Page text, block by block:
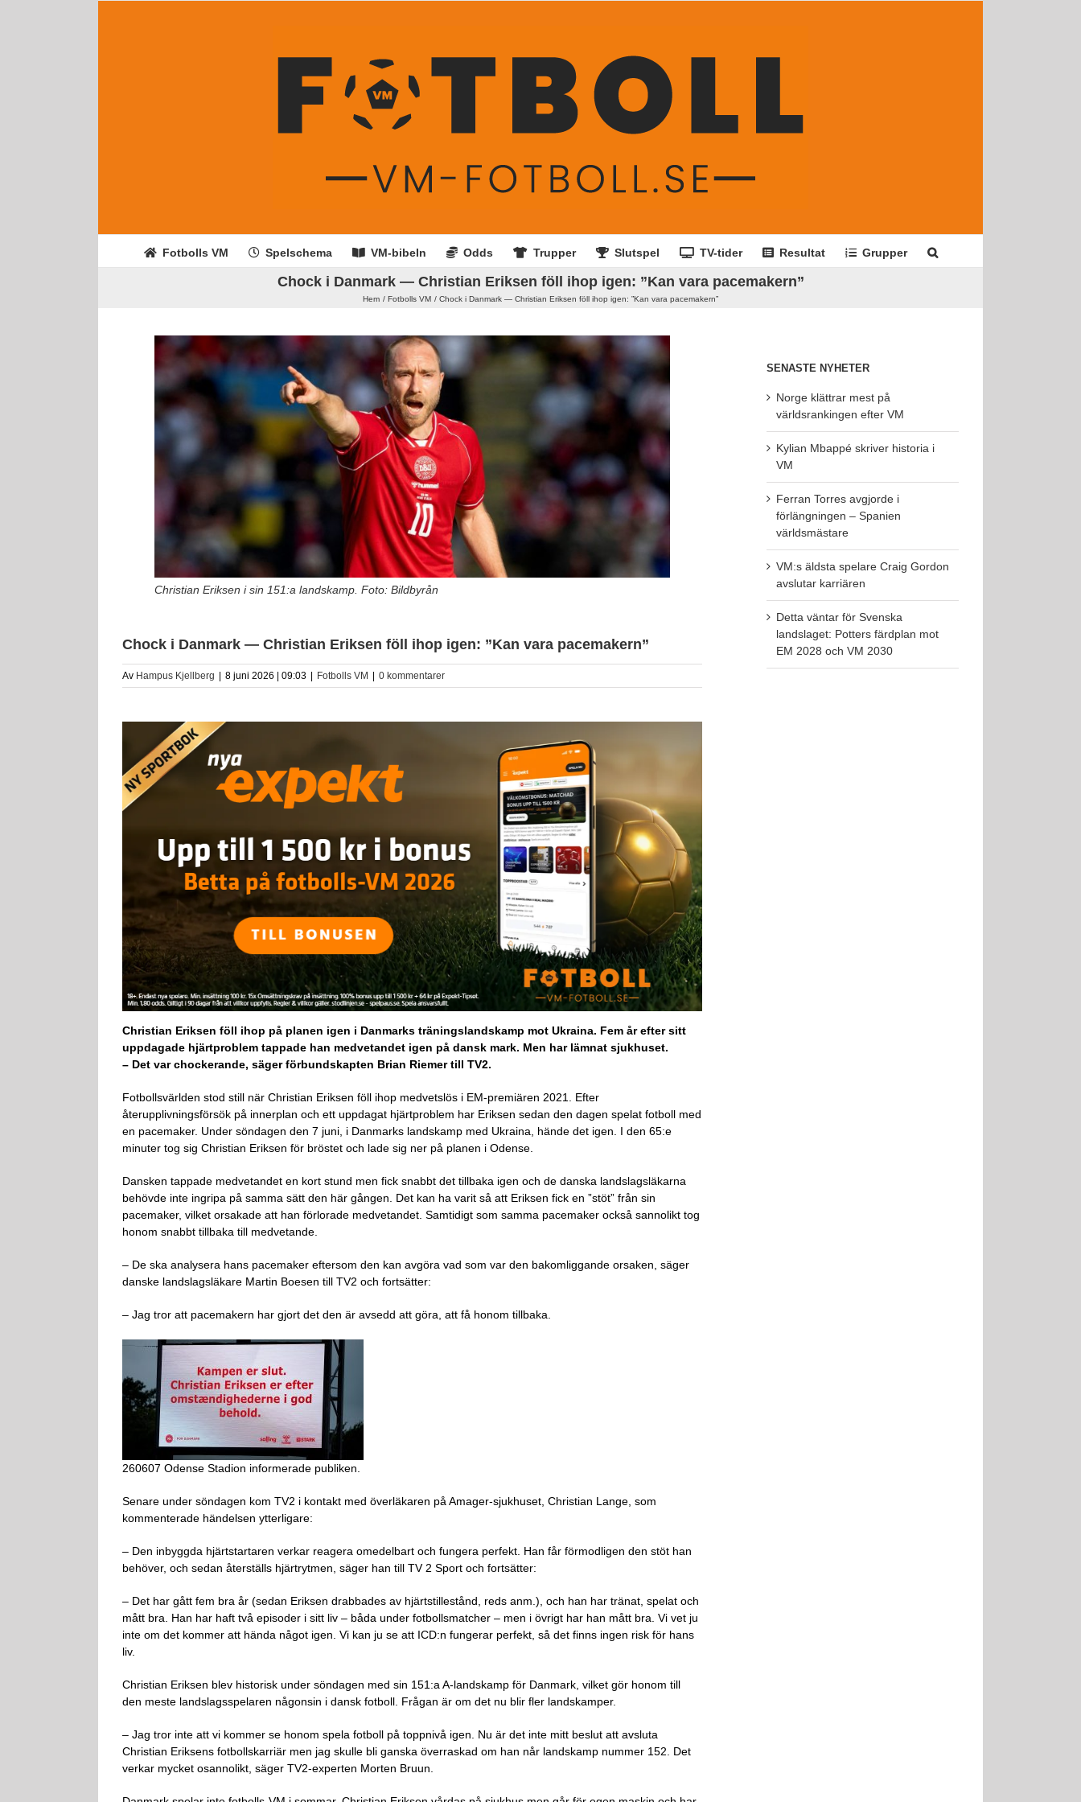
Fotbolls VM Spelschema VM-bibeln Odds Trupper Slutspel TV-tider Resultat Grupper
Chock i Danmark — Christian Eriksen föll ihop igen: ”Kan vara pacemakern”
Hem Fotbolls VM Chock i Danmark — Christian Eriksen föll ihop igen: ”Kan vara pacemakern”
Christian Eriksen i sin 151:a landskamp. Foto: Bildbyrån
Chock i Danmark — Christian Eriksen föll ihop igen: ”Kan vara pacemakern”
Av Hampus Kjellberg 8 juni 2026 | 09:03 Fotbolls VM 0 kommentarer
Christian Eriksen föll ihop på planen igen i Danmarks träningslandskamp mot Ukraina. Fem år efter sitt
uppdagade hjärtproblem tappade han medvetandet igen på dansk mark. Men har lämnat sjukhuset.
– Det var chockerande, säger förbundskapten Brian Riemer till TV2.
Fotbollsvärlden stod still när Christian Eriksen föll ihop medvetslös i EM-premiären 2021. Efter
återupplivningsförsök på innerplan och ett uppdagat hjärtproblem har Eriksen sedan den dagen spelat fotboll med
en pacemaker. Under söndagen den 7 juni, i Danmarks landskamp med Ukraina, hände det igen. I den 65:e
minuter tog sig Christian Eriksen för bröstet och lade sig ner på planen i Odense.
Dansken tappade medvetandet en kort stund men fick snabbt det tillbaka igen och de danska landslagsläkarna
behövde inte ingripa på samma sätt den här gången. Det kan ha varit så att Eriksen fick en ”stöt” från sin
pacemaker, vilket orsakade att han förlorade medvetandet. Samtidigt som samma pacemaker också sannolikt tog
honom snabbt tillbaka till medvetande.
– De ska analysera hans pacemaker eftersom den kan avgöra vad som var den bakomliggande orsaken, säger
danske landslagsläkare Martin Boesen till TV2 och fortsätter:
– Jag tror att pacemakern har gjort det den är avsedd att göra, att få honom tillbaka.
260607 Odense Stadion informerade publiken.
Senare under söndagen kom TV2 i kontakt med överläkaren på Amager-sjukhuset, Christian Lange, som
kommenterade händelsen ytterligare:
– Den inbyggda hjärtstartaren verkar reagera omedelbart och fungera perfekt. Han får förmodligen den stöt han
behöver, och sedan återställs hjärtrytmen, säger han till TV 2 Sport och fortsätter:
– Det har gått fem bra år (sedan Eriksen drabbades av hjärtstillestånd, reds anm.), och han har tränat, spelat och
mått bra. Han har haft två episoder i sitt liv – båda under fotbollsmatcher – men i övrigt har han mått bra. Vi vet ju
inte om det kommer att hända något igen. Vi kan ju se att ICD:n fungerar perfekt, så det finns ingen risk för hans
liv.
Christian Eriksen blev historisk under söndagen med sin 151:a A-landskamp för Danmark, vilket gör honom till
den meste landslagsspelaren någonsin i dansk fotboll. Frågan är om det nu blir fler landskamper.
– Jag tror inte att vi kommer se honom spela fotboll på toppnivå igen. Nu är det inte mitt beslut att avsluta
Christian Eriksens fotbollskarriär men jag skulle bli ganska överraskad om han når landskamp nummer 152. Det
verkar mycket osannolikt, säger TV2-experten Morten Bruun.
SENASTE NYHETER
Norge klättrar mest på
världsrankingen efter VM
Kylian Mbappé skriver historia i
VM
Ferran Torres avgjorde i
förlängningen – Spanien
världsmästare
VM:s äldsta spelare Craig Gordon
avslutar karriären
Detta väntar för Svenska
landslaget: Potters färdplan mot
EM 2028 och VM 2030